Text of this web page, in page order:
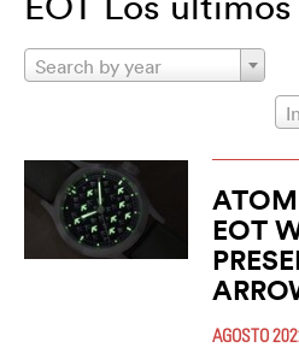
Search by year
EOT
AGOSTO